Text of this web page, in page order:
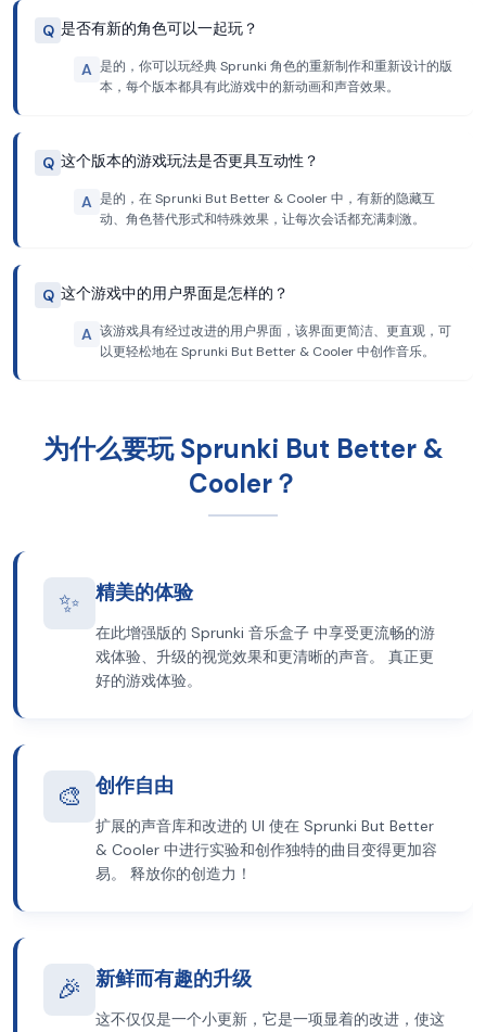
Q 是否有新的角色可以一起玩？
A 是的，你可以玩经典 Sprunki 角色的重新制作和重新设计的版
本，每个版本都具有此游戏中的新动画和声音效果。
Q 这个版本的游戏玩法是否更具互动性？
A 是的，在 Sprunki But Better & Cooler 中，有新的隐藏互
动、角色替代形式和特殊效果，让每次会话都充满刺激。
Q 这个游戏中的用户界面是怎样的？
A 该游戏具有经过改进的用户界面，该界面更简洁、更直观，可
以更轻松地在 Sprunki But Better & Cooler 中创作音乐。
为什么要玩 Sprunki But Better &
Cooler？
✨ 精美的体验
在此增强版的 Sprunki 音乐盒子 中享受更流畅的游
戏体验、升级的视觉效果和更清晰的声音。 真正更
好的游戏体验。
🎨 创作自由
扩展的声音库和改进的 UI 使在 Sprunki But Better
& Cooler 中进行实验和创作独特的曲目变得更加容
易。 释放你的创造力！
🎉 新鲜而有趣的升级
这不仅仅是一个小更新，它是一项显着的改进，使这